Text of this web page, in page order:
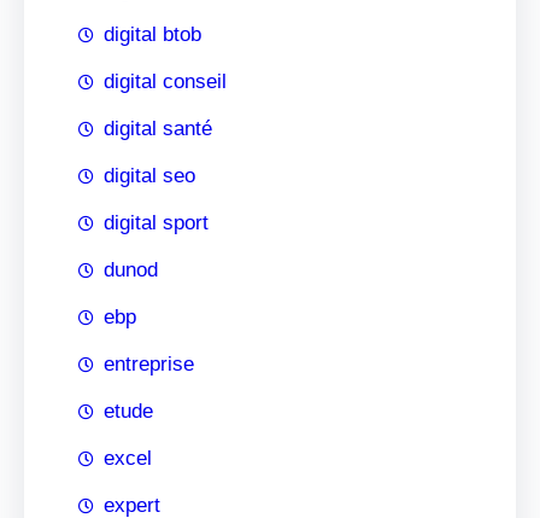
digital btob
digital conseil
digital santé
digital seo
digital sport
dunod
ebp
entreprise
etude
excel
expert